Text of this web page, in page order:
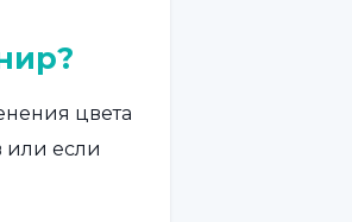
цвета
или если